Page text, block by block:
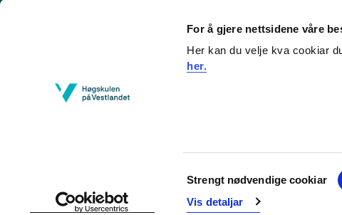
For å gjere nettsidene våre
Her kan du velje kva cookiar
her.
Selection
Strengt nødvendige cookiar
Vis detaljar